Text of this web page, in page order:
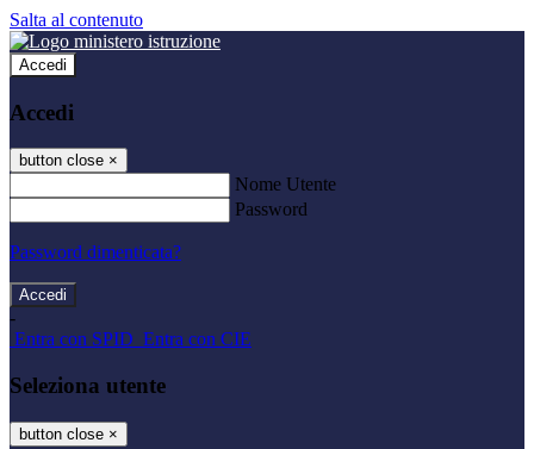
Salta al contenuto
Accedi
Accedi
button close ×
Nome Utente
Password
Password dimenticata?
-
Entra con SPID Entra con CIE
Seleziona utente
button close ×